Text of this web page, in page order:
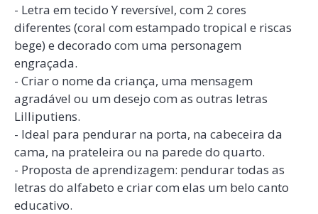
- Letra em tecido Y reversível, com 2 cores
diferentes (coral com estampado tropical e riscas
bege) e decorado com uma personagem
engraçada.
- Criar o nome da criança, uma mensagem
agradável ou um desejo com as outras letras
Lilliputiens.
- Ideal para pendurar na porta, na cabeceira da
cama, na prateleira ou na parede do quarto.
- Proposta de aprendizagem: pendurar todas as
letras do alfabeto e criar com elas um belo canto
educativo.